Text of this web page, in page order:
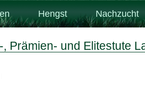
Hengst Nachzucht
Prämien- und Elitestute